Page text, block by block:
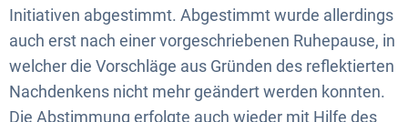
Initiativen abgestimmt. Abgestimmt wurde allerdings
auch erst nach einer vorgeschriebenen Ruhepause, in
welcher die Vorschläge aus Gründen des reflektierten
Nachdenkens nicht mehr geändert werden konnten.
Die Abstimmung erfolgte auch wieder mit Hilfe des